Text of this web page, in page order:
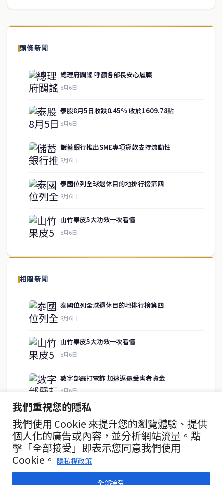
我們重視您的隱私
我們使用 Cookie 來提升您的瀏覽體驗、提供
個人化的廣告或內容，並分析網站流量。點
擊「全部接受」即表示您同意我們使用
Cookie。
隱私權政策
全部接受
頭條新聞
總理府闢謠 呼籲各部長安心履職
8月6日
泰股8月5日收跌0.45% 收於1609.78點
8月6日
儲蓄銀行推出SME專項貸款支持流動性
8月6日
泰國位列全球退休目的地排行榜第四
8月6日
山竹果皮5大功效一次看懂
8月6日
相關新聞
泰國位列全球退休目的地排行榜第四
8月6日
山竹果皮5大功效一次看懂
8月6日
數字部嚴打電詐 加速返還受害者資金
8月6日
水稻瀕臨枯死 村民「抬貓求雨」
8月5日
鐵路局推SRT快遞 70銖起運
8月5日
關於我們
泰國中文新聞（TCN）是一家總部設於曼谷的中文新聞媒體，致力於
供即時、客觀、多元的中文新聞內容。
房地產
聯絡資訊
歡迎來信洽詢合作事宜
或提供新聞線索
service@thaichinesenews.com
service@thaichinesenews.com